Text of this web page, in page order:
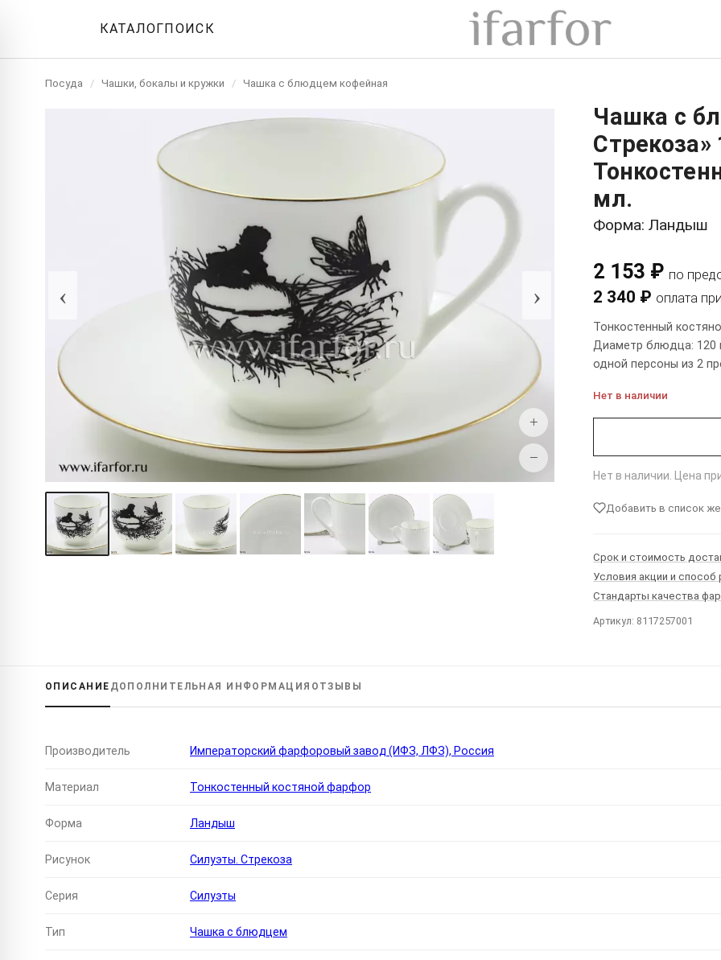
КАТАЛОГПОИСК
Посуда / Чашки, бокалы и кружки / Чашка с блюдцем кофейная
‹ ›
+
−
Чашка с
мл.
Форма: Ландыш
2 153 ₽ по
2 340 ₽ оплата
Тонкостенный
Диаметр блюдца: 120
одной персоны из 2
Нет в наличии
Нет в наличии. Цена
Добавить в список
Срок и стоимость
Условия акции и способ
Стандарты качества
Артикул: 8117257001
ОПИСАНИЕ ДОПОЛНИТЕЛЬНАЯ ИНФОРМАЦИЯ ОТЗЫВЫ
Производитель Императорский фарфоровый завод (ИФЗ, ЛФЗ), Россия
Материал Тонкостенный костяной фарфор
Форма Ландыш
Рисунок Силуэты. Стрекоза
Серия Силуэты
Тип Чашка с блюдцем